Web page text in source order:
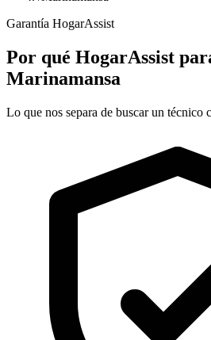
Garantía HogarAssist
Por qué HogarAssist
Marinamansa
Lo que nos separa de buscar un técnico